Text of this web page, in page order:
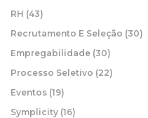
RH (43)
Recrutamento E Seleção (30)
Empregabilidade (30)
Processo Seletivo (22)
Eventos (19)
Symplicity (16)